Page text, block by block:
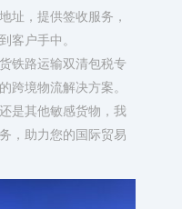
址，提供签收服务，
客户手中。​
铁路运输双清包税专
跨境物流解决方案。
是其他敏感货物，我
，助力您的国际贸易